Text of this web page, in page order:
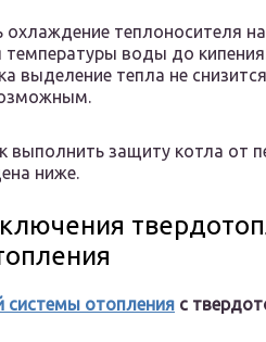
охлаждение теплоносителя
воды до
выделение тепла не
выполнить защиту котла от
ниже.
системы отопления с